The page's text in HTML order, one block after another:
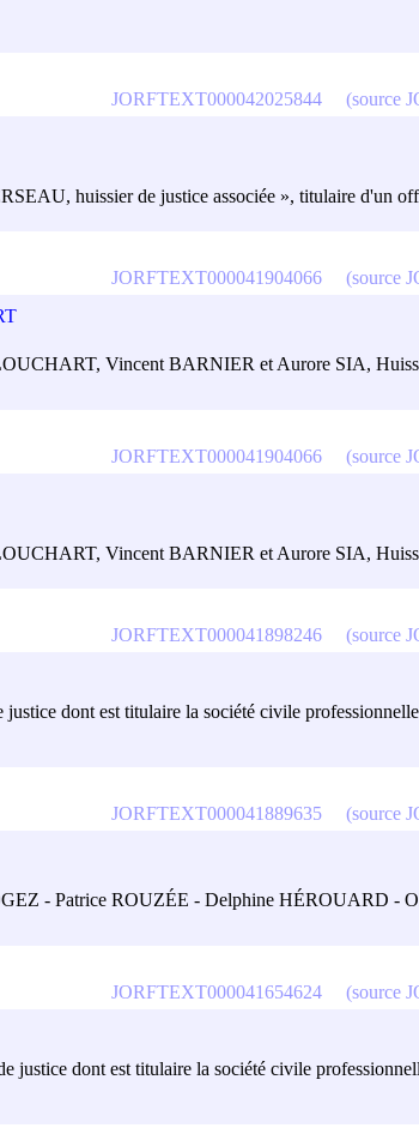
huissier de justice associée », titulaire d'un
JORFTEXT000042025844 (source
Vincent BARNIER et Aurore SIA,
JORFTEXT000041904066 (source
Vincent BARNIER et Aurore SIA,
JORFTEXT000041904066 (source
justice dont est titulaire la société civile
JORFTEXT000041898246 (source
- Patrice ROUZÉE - Delphine HÉROUARD -
JORFTEXT000041889635 (source
justice dont est titulaire la société civile
JORFTEXT000041654624 (source